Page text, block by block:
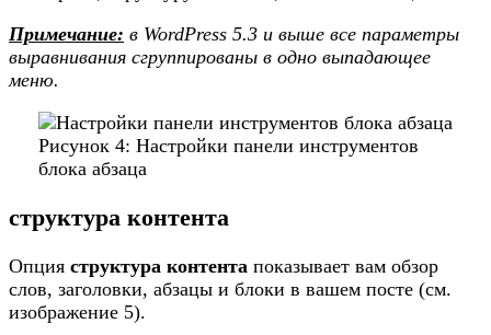
Примечание: в WordPress 5.3 и выше все параметры
выравнивания сгруппированы в одно выпадающее
меню.
Рисунок 4: Настройки панели инструментов
блока абзаца
структура контента
Опция структура контента показывает вам обзор
слов, заголовки, абзацы и блоки в вашем посте (см.
изображение 5).